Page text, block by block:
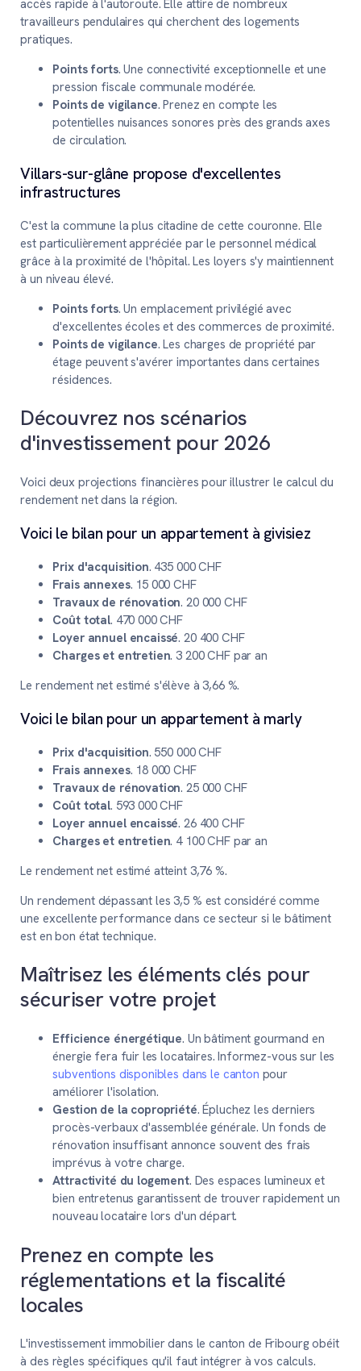
accès rapide à l'autoroute. Elle attire de nombreux
travailleurs pendulaires qui cherchent des logements
pratiques.
Points forts. Une connectivité exceptionnelle et une
pression fiscale communale modérée.
Points de vigilance. Prenez en compte les
potentielles nuisances sonores près des grands axes
de circulation.
Villars-sur-glâne propose d'excellentes
infrastructures
C'est la commune la plus citadine de cette couronne. Elle
est particulièrement appréciée par le personnel médical
grâce à la proximité de l'hôpital. Les loyers s'y maintiennent
à un niveau élevé.
Points forts. Un emplacement privilégié avec
d'excellentes écoles et des commerces de proximité.
Points de vigilance. Les charges de propriété par
étage peuvent s'avérer importantes dans certaines
résidences.
Découvrez nos scénarios
d'investissement pour 2026
Voici deux projections financières pour illustrer le calcul du
rendement net dans la région.
Voici le bilan pour un appartement à givisiez
Prix d'acquisition. 435 000 CHF
Frais annexes. 15 000 CHF
Travaux de rénovation. 20 000 CHF
Coût total. 470 000 CHF
Loyer annuel encaissé. 20 400 CHF
Charges et entretien. 3 200 CHF par an
Le rendement net estimé s'élève à 3,66 %.
Voici le bilan pour un appartement à marly
Prix d'acquisition. 550 000 CHF
Frais annexes. 18 000 CHF
Travaux de rénovation. 25 000 CHF
Coût total. 593 000 CHF
Loyer annuel encaissé. 26 400 CHF
Charges et entretien. 4 100 CHF par an
Le rendement net estimé atteint 3,76 %.
Un rendement dépassant les 3,5 % est considéré comme
une excellente performance dans ce secteur si le bâtiment
est en bon état technique.
Maîtrisez les éléments clés pour
sécuriser votre projet
Efficience énergétique. Un bâtiment gourmand en
énergie fera fuir les locataires. Informez-vous sur les
subventions disponibles dans le canton pour
améliorer l'isolation.
Gestion de la copropriété. Épluchez les derniers
procès-verbaux d'assemblée générale. Un fonds de
rénovation insuffisant annonce souvent des frais
imprévus à votre charge.
Attractivité du logement. Des espaces lumineux et
bien entretenus garantissent de trouver rapidement un
nouveau locataire lors d'un départ.
Prenez en compte les
réglementations et la fiscalité
locales
L'investissement immobilier dans le canton de Fribourg obéit
à des règles spécifiques qu'il faut intégrer à vos calculs.